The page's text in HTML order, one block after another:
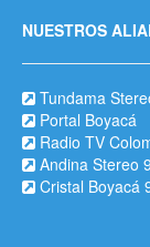
NUESTROS
Tundama
Portal Boyacá
Radio TV
Andina Stereo
Cristal Boyacá